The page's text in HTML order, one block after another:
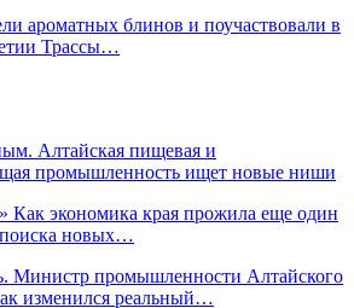
ароматных блинов и поучаствовали в
Трассы…
Алтайская пищевая и
промышленность ищет новые ниши
Как экономика края прожила еще один
поиска новых…
Министр промышленности Алтайского
изменился реальный…